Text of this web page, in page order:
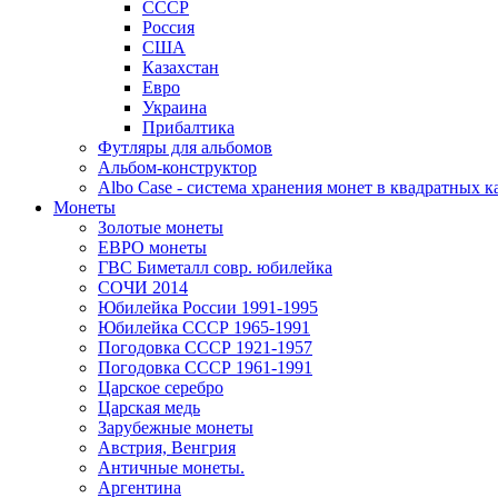
СССР
Россия
США
Казахстан
Евро
Украина
Прибалтика
Футляры для альбомов
Альбом-конструктор
Albo Case - система хранения монет в квадратных
Монеты
Золотые монеты
ЕВРО монеты
ГВС Биметалл совр. юбилейка
СОЧИ 2014
Юбилейка России 1991-1995
Юбилейка СССР 1965-1991
Погодовка СССР 1921-1957
Погодовка СССР 1961-1991
Царское серебро
Царская медь
Зарубежные монеты
Австрия, Венгрия
Античные монеты.
Аргентина